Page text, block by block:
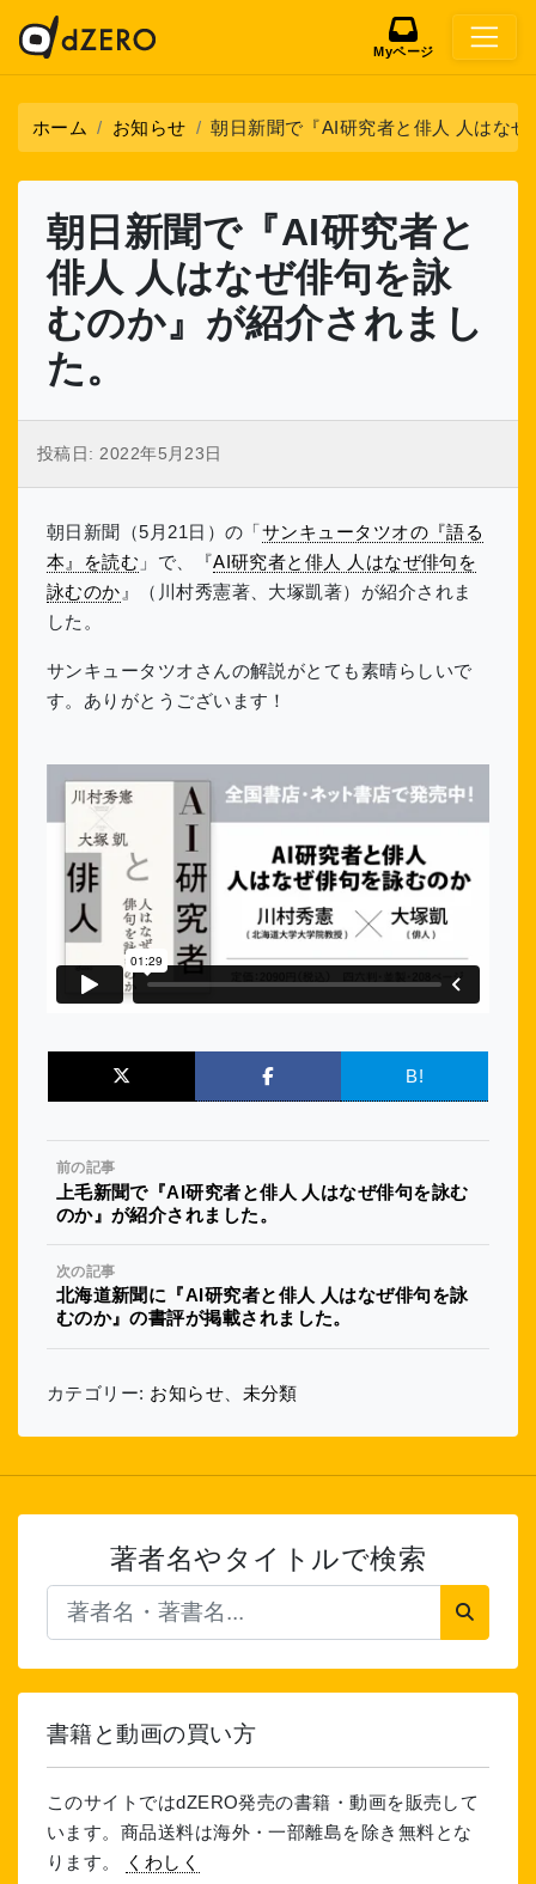
Myページ
ホーム お知らせ 朝日新聞で『AI研究者と俳人 人はな
朝日新聞で『AI研究者と
俳人 人はなぜ俳句を詠
むのか』が紹介されまし
た。
投稿日: 2022年5月23日
朝日新聞（5月21日）の「サンキュータツオの『語る
本』を読む 」で、『AI研究者と俳人 人はなぜ俳句を
詠むのか 』（川村秀憲著、大塚凱著）が紹介されま
した。
サンキュータツオさんの解説がとても素晴らしいで
す。ありがとうございます！
B!
前の記事
上毛新聞で『AI研究者と俳人 人はなぜ俳句を詠む
のか』が紹介されました。
次の記事
北海道新聞に『AI研究者と俳人 人はなぜ俳句を詠
むのか』の書評が掲載されました。
カテゴリー: お知らせ 未分類
著者名やタイトルで検索
書籍と動画の買い方
このサイトではdZERO発売の書籍・動画を販売して
います。商品送料は海外・一部離島を除き無料とな
ります。
くわしく